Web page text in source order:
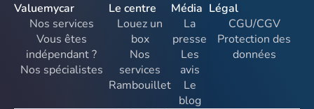
Valuemycar
Nos services
Vous êtes
indépendant ?
Nos spécialistes
Le centre
Louez un
box
Nos
services
Rambouillet
Média
La
presse
Les
avis
Le
blog
Légal
CGU/CGV
Protection des
données